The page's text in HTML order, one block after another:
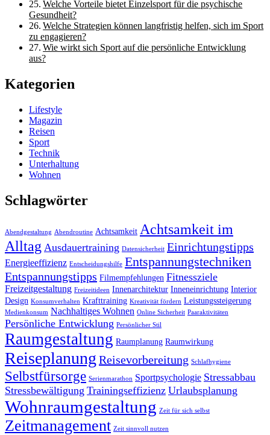
Welche Vorteile bietet Einzelsport für die psychische
Gesundheit?
Welche Strategien können langfristig helfen, sich im Sport
zu engagieren?
Wie wirkt sich Sport auf die persönliche Entwicklung
aus?
Kategorien
Lifestyle
Magazin
Reisen
Sport
Technik
Unterhaltung
Wohnen
Schlagwörter
Abendgestaltung Abendroutine Achtsamkeit Achtsamkeit im
Alltag Ausdauertraining Datensicherheit Einrichtungstipps
Energieeffizienz Entscheidungshilfe Entspannungstechniken
Entspannungstipps Filmempfehlungen Fitnessziele
Freizeitgestaltung Freizeitideen Innenarchitektur Inneneinrichtung Interior
Design Konsumverhalten Krafttraining Kreativität fördern Leistungssteigerung
Medienkonsum Nachhaltiges Wohnen Online Sicherheit Paaraktivitäten
Persönliche Entwicklung Persönlicher Stil
Raumgestaltung Raumplanung Raumwirkung
Reiseplanung Reisevorbereitung Schlafhygiene
Selbstfürsorge Serienmarathon Sportpsychologie Stressabbau
Stressbewältigung Trainingseffizienz Urlaubsplanung
Wohnraumgestaltung Zeit für sich selbst
Zeitmanagement Zeit sinnvoll nutzen